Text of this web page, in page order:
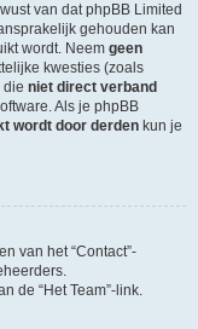
van dat phpBB Limited
gehouden kan
wordt. Neem geen
kwesties (zoals
die niet direct verband
Als je phpBB
wordt door derden kun je
van het “Contact”-
de “Het Team”-link.